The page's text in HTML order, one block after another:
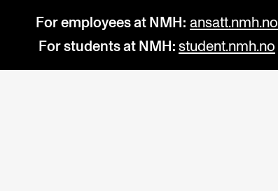
For employees at NMH: ansatt.nmh.no
For students at NMH: student.nmh.no